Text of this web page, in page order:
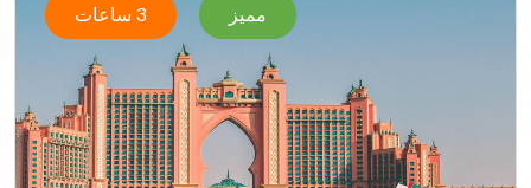
مميز 3 ساعات